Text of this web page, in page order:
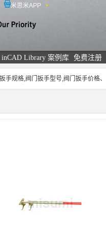
米思米APP
inCAD Library 案例库 免费注册
手规格,阀门扳手型号,阀门扳手价